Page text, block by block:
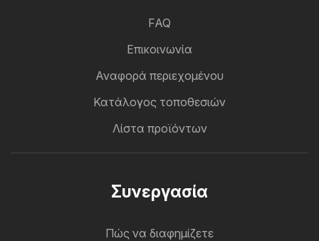
FAQ
Επικοινωνία
Αναφορά περιεχομένου
Κατάλογος τοποθεσιών
Λίστα προϊόντων
Συνεργασία
Πώς να διαφημίζετε